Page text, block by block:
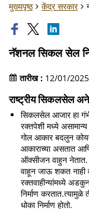
मुख्यपृष्ठ केंद्र सरकार
नॅशनल सिकल सेल
तारीख : 12/01/
राष्‍ट्रीय सिकलसेल
सिकलसेल आजार हा
रक्‍तपेशी मध्‍ये
गोल आकार बदलुन
आकाराच्‍या असतात आणि
ऑक्‍सीजन वाहुन
वाहून जाऊ शकत
रक्‍तवाहीन्‍यांमध्‍ये
निर्माण करतात.त्‍यामुळे
धोका निर्माण होतो.